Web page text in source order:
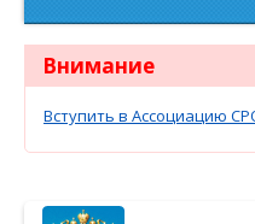
Внимание
Вступить в Ассоциацию